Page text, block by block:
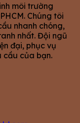
môi trường
Chúng tôi
nhanh chóng,
nhất. Đội ngũ
đại, phục vụ
cầu của bạn.